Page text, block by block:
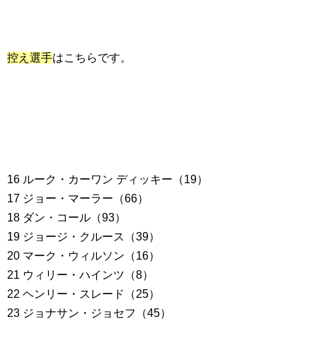
控え選手はこちらです。
16 ルーク・カーワン ディッキー（19）
17 ジョー・マーラー（66）
18 ダン・コール（93）
19 ジョージ・クルース（39）
20 マーク・ウィルソン（16）
21 ウィリー・ハインツ（8）
22 ヘンリー・スレード（25）
23 ジョナサン・ジョセフ（45）